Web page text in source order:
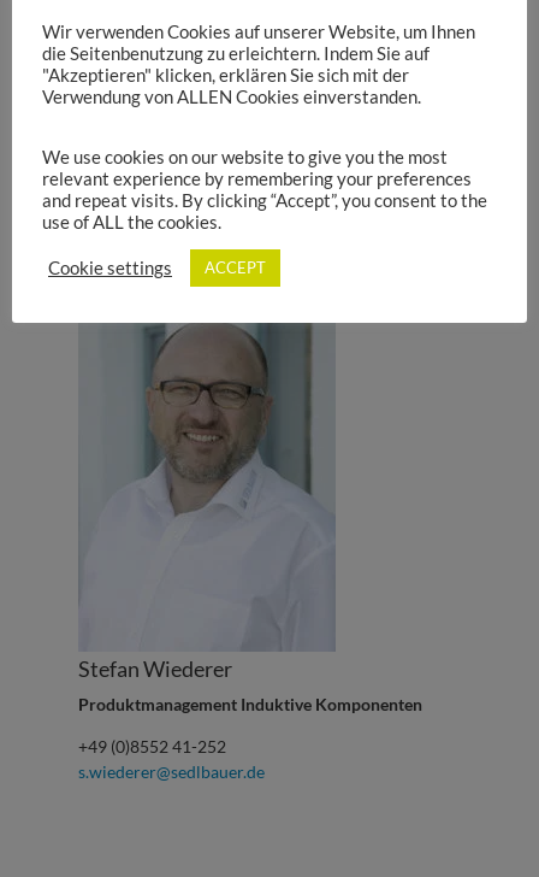
Webshops:
SAG Produktkatalog
Stefan Wiederer
Produktmanagement Induktive Komponenten
+49 (0)8552 41-252
s.wiederer@sedlbauer.de
Wir verwenden Cookies auf unserer Website, um Ihnen
die Seitenbenutzung zu erleichtern. Indem Sie auf
"Akzeptieren" klicken, erklären Sie sich mit der
Verwendung von ALLEN Cookies einverstanden.
We use cookies on our website to give you the most
relevant experience by remembering your preferences
and repeat visits. By clicking “Accept”, you consent to the
use of ALL the cookies.
Cookie settings ACCEPT